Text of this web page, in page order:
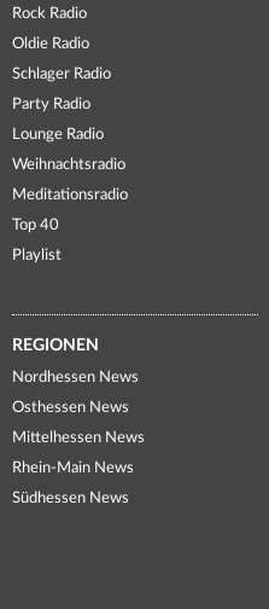
Rock Radio
Oldie Radio
Schlager Radio
Party Radio
Lounge Radio
Weihnachtsradio
Meditationsradio
Top 40
Playlist
REGIONEN
Nordhessen News
Osthessen News
Mittelhessen News
Rhein-Main News
Südhessen News